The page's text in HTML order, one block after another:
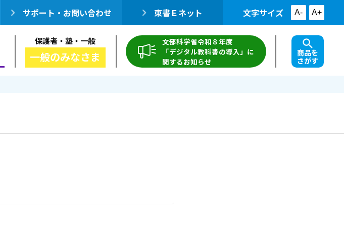
サポート・お問い合わせ 東書Ｅネット 文字サイズ A- A+
保護者・塾・一般
一般のみなさま
文部科学省令和８年度
「デジタル教科書の導入」に
関するお知らせ
商品を
さがす